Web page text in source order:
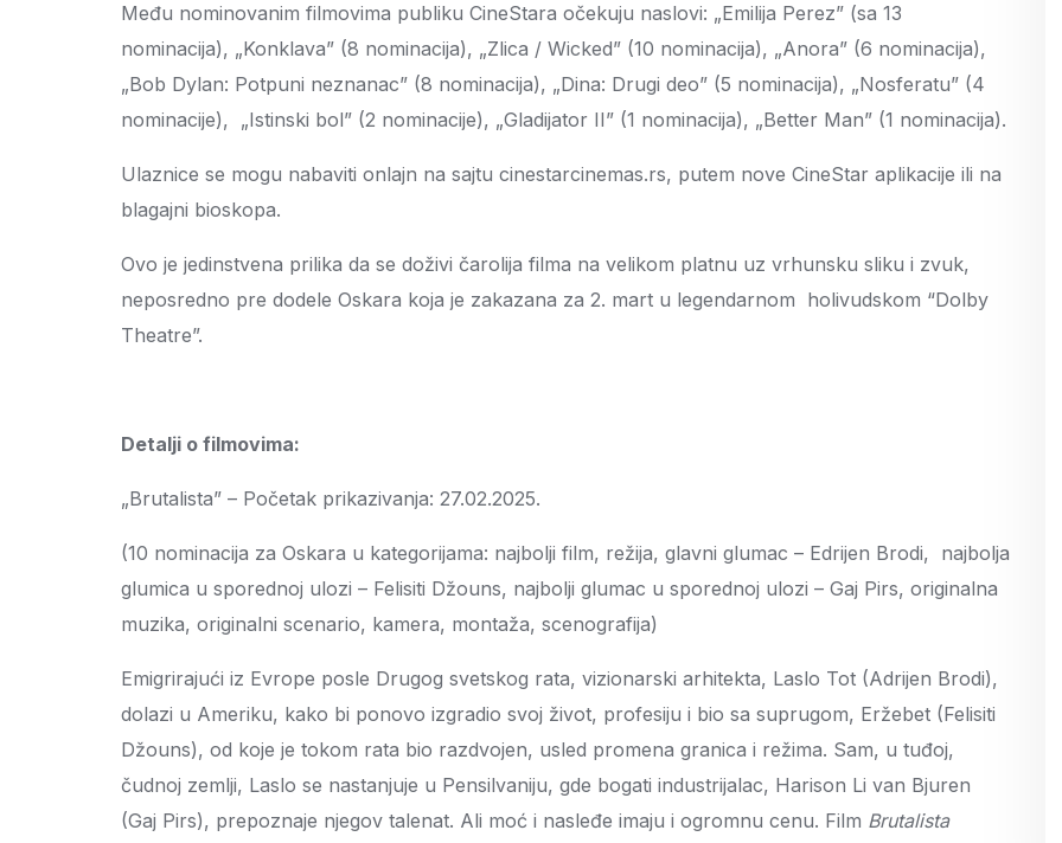
Među nominovanim filmovima publiku CineStara očekuju naslovi: „Emilija Perez” (sa 13
nominacija), „Konklava” (8 nominacija), „Zlica / Wicked” (10 nominacija), „Anora” (6 nominacija),
„Bob Dylan: Potpuni neznanac” (8 nominacija), „Dina: Drugi deo” (5 nominacija), „Nosferatu” (4
nominacije), „Istinski bol” (2 nominacije), „Gladijator II” (1 nominacija), „Better Man” (1 nominacija).
Ulaznice se mogu nabaviti onlajn na sajtu cinestarcinemas.rs, putem nove CineStar aplikacije ili na
blagajni bioskopa.
Ovo je jedinstvena prilika da se doživi čarolija filma na velikom platnu uz vrhunsku sliku i zvuk,
neposredno pre dodele Oskara koja je zakazana za 2. mart u legendarnom holivudskom “Dolby
Theatre”.
Detalji o filmovima:
„Brutalista” – Početak prikazivanja: 27.02.2025.
(10 nominacija za Oskara u kategorijama: najbolji film, režija, glavni glumac – Edrijen Brodi, najbolja
glumica u sporednoj ulozi – Felisiti Džouns, najbolji glumac u sporednoj ulozi – Gaj Pirs, originalna
muzika, originalni scenario, kamera, montaža, scenografija)
Emigrirajući iz Evrope posle Drugog svetskog rata, vizionarski arhitekta, Laslo Tot (Adrijen Brodi),
dolazi u Ameriku, kako bi ponovo izgradio svoj život, profesiju i bio sa suprugom, Eržebet (Felisiti
Džouns), od koje je tokom rata bio razdvojen, usled promena granica i režima. Sam, u tuđoj,
čudnoj zemlji, Laslo se nastanjuje u Pensilvaniju, gde bogati industrijalac, Harison Li van Bjuren
(Gaj Pirs), prepoznaje njegov talenat. Ali moć i nasleđe imaju i ogromnu cenu. Film Brutalista